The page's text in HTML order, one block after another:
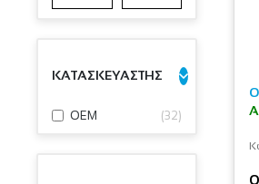
ΚΑΤΑΣΚΕΥΑΣΤΗΣ
OEM (32)